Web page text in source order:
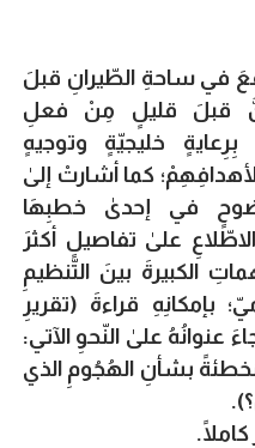
وقعَ في ساحةِ الطّيرانِ قبلَ
قبلَ قليلٍ مِنْ فعلِ
بِرِعايةٍ خليجيّةٍ وتوجيهٍ
كما أشارتْ إلىٰ
في إحدىٰ خطبِهَا
علىٰ تفاصيلٍ أكثرَ
الكبيرةَ بينَ التّنظيمِ
بإمكانِهِ قراءةَ (تقريرِ
عنوانُهُ علىٰ النّحوِ الآتي:
بشأنِ الهُجُومِ الذي
كاملًا.